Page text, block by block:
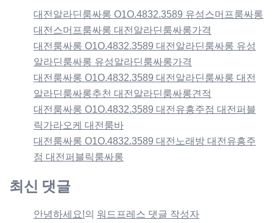
대전알라딘룸싸롱 O1O.4832.3589 유성스머프룸싸롱
대전스머프룸싸롱 대전알라딘룸싸롱가격
대전룸싸롱 O1O.4832.3589 대전알라딘룸싸롱 유성
알라딘룸싸롱 유성알라딘룸싸롱가격
대전룸싸롱 O1O.4832.3589 대전알라딘룸싸롱 대전
알라딘룸싸롱추천 대전알라딘룸싸롱견적
대전룸싸롱 O1O.4832.3589 대전유흥주점 대전퍼블
릭가라오케 대전룸바
대전룸싸롱 O1O.4832.3589 대전노래방 대전유흥주
점 대전퍼블릭룸싸롱
최신 댓글
안녕하세요!의 워드프레스 댓글 작성자